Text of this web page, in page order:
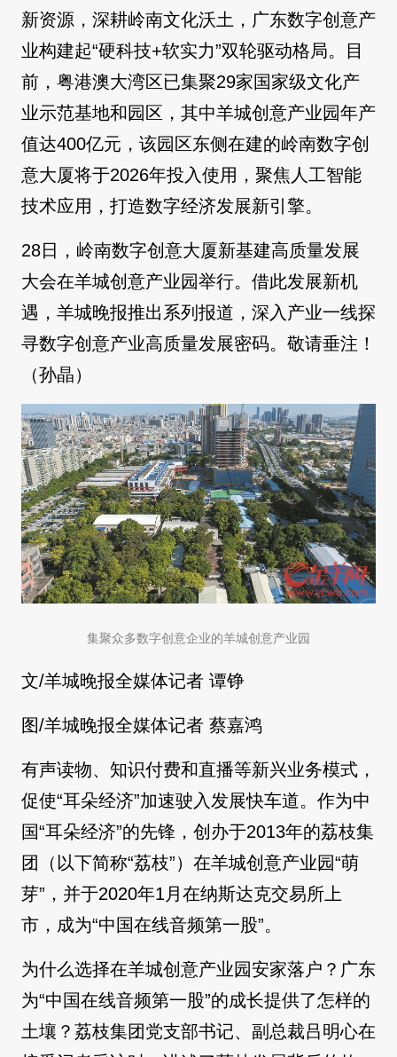
新资源，深耕岭南文化沃土，广东数字创意产
业构建起“硬科技+软实力”双轮驱动格局。目
前，粤港澳大湾区已集聚29家国家级文化产
业示范基地和园区，其中羊城创意产业园年产
值达400亿元，该园区东侧在建的岭南数字创
意大厦将于2026年投入使用，聚焦人工智能
技术应用，打造数字经济发展新引擎。
28日，岭南数字创意大厦新基建高质量发展
大会在羊城创意产业园举行。借此发展新机
遇，羊城晚报推出系列报道，深入产业一线探
寻数字创意产业高质量发展密码。敬请垂注！
（孙晶）
集聚众多数字创意企业的羊城创意产业园
文/羊城晚报全媒体记者 谭铮
图/羊城晚报全媒体记者 蔡嘉鸿
有声读物、知识付费和直播等新兴业务模式，
促使“耳朵经济”加速驶入发展快车道。作为中
国“耳朵经济”的先锋，创办于2013年的荔枝集
团（以下简称“荔枝”）在羊城创意产业园“萌
芽”，并于2020年1月在纳斯达克交易所上
市，成为“中国在线音频第一股”。
为什么选择在羊城创意产业园安家落户？广东
为“中国在线音频第一股”的成长提供了怎样的
土壤？荔枝集团党支部书记、副总裁吕明心在